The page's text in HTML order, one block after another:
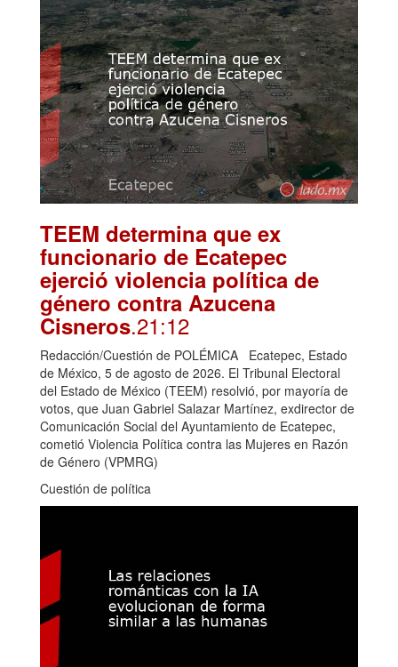
TEEM determina que ex
funcionario de Ecatepec
ejerció violencia política de
género contra Azucena
Cisneros.21:12
Redacción/Cuestión de POLÉMICA Ecatepec, Estado
de México, 5 de agosto de 2026. El Tribunal Electoral
del Estado de México (TEEM) resolvió, por mayoría de
votos, que Juan Gabriel Salazar Martínez, exdirector de
Comunicación Social del Ayuntamiento de Ecatepec,
cometió Violencia Política contra las Mujeres en Razón
de Género (VPMRG)
Cuestión de política